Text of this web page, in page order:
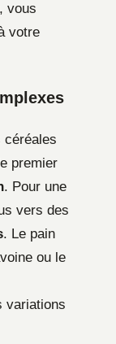
vous
votre
céréales
premier
. Pour une
vers des
. Le pain
ou le
variations